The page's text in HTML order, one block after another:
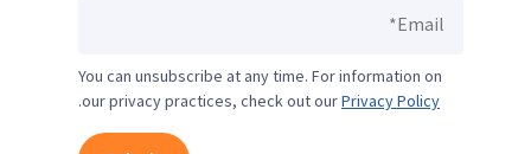
You can unsubscribe at any time. For information on
our privacy practices, check out ourPrivacy Policy
.